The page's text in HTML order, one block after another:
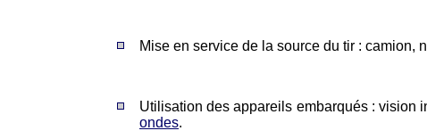
Mise en service de la source du tir : camion,
Utilisation des appareils embarqués : vision
ondes.